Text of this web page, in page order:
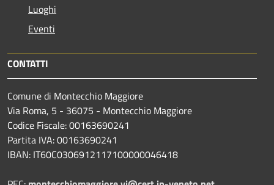
Luoghi
Eventi
CONTATTI
Comune di Montecchio Maggiore
Via Roma, 5 - 36075 - Montecchio Maggiore
Codice Fiscale: 00163690241
Partita IVA: 00163690241
IBAN: IT60C0306912117100000046418